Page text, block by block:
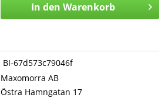
In den Warenkorb
BI-67d573c79046f
Maxomorra AB
Östra Hamngatan 17